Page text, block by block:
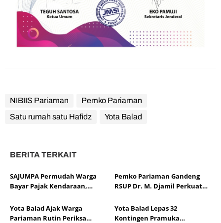
NIBIIS Pariaman
Pemko Pariaman
Satu rumah satu Hafidz
Yota Balad
BERITA TERKAIT
SAJUMPA Permudah Warga
Bayar Pajak Kendaraan,
Pemko Pariaman Gandeng
RSUP Dr. M. Djamil Perkuat
Layanan Kesehatan
Yota Balad Ajak Warga
Pariaman Rutin Periksa
Yota Balad Lepas 32
Kontingen Pramuka